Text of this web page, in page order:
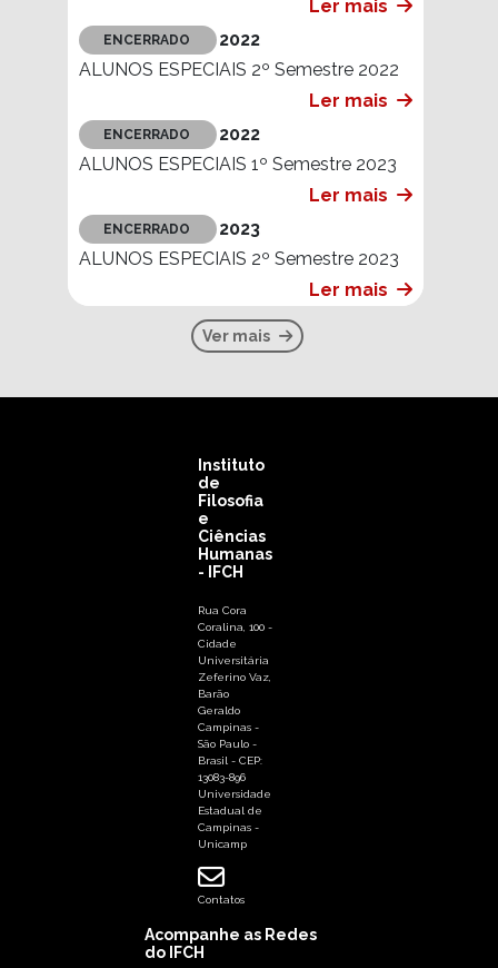
ALUNOS ESPECIAIS 1º Semestre 2022
Ler mais
ALUNOS ESPECIAIS 2º Semestre 2022
Ler mais
ALUNOS ESPECIAIS 1º Semestre 2023
Ler mais
ALUNOS ESPECIAIS 2º Semestre 2023
Ver mais
Instituto
de
Filosofia
e
Humanas
- IFCH
Rua Cora
Coralina, 100 -
Cidade
Universitária
Zeferino Vaz,
Barão
Geraldo
Campinas -
São Paulo -
Brasil - CEP:
13083-896
Universidade
Estadual de
Campinas -
Unicamp
Contatos